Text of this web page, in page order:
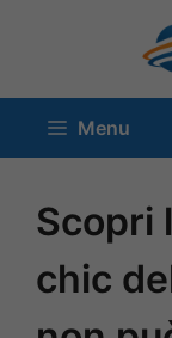
contenuto
Menu
Scopri
chic